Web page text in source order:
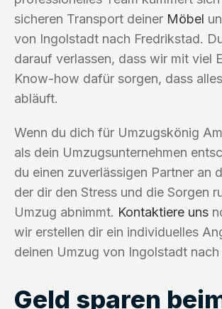
sicheren Transport deiner Möbel
von Ingolstadt nach Fredrikstad.
darauf verlassen, dass wir mit viel
Know-how dafür sorgen, dass
abläuft.
Wenn du dich für Umzugskönig
als dein Umzugsunternehmen
du einen zuverlässigen Partner an
der dir den Stress und die Sorgen
Umzug abnimmt. Kontaktiere uns
wir erstellen dir ein individuelles
deinen Umzug von Ingolstadt nach
Geld sparen